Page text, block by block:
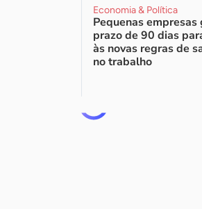
Economia & Política
Pequenas empresas
prazo de 90 dias
às novas regras de
no trabalho